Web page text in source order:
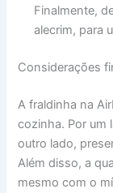
Finalmente,
alecrim, para
Considerações
A fraldinha na
cozinha. Por um
outro lado,
Além disso, a
mesmo com o